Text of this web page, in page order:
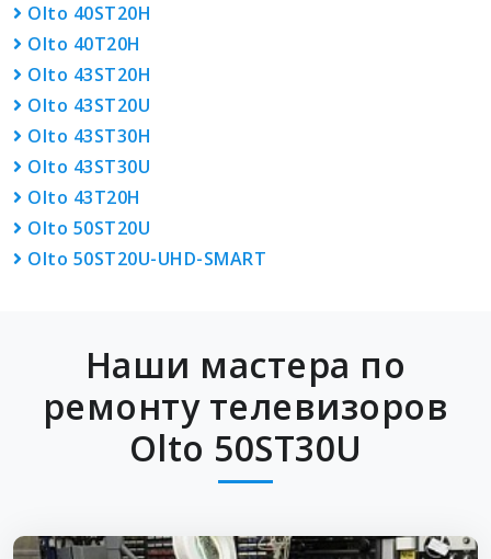
Olto 40ST20H
Olto 40T20H
Olto 43ST20H
Olto 43ST20U
Olto 43ST30H
Olto 43ST30U
Olto 43T20H
Olto 50ST20U
Olto 50ST20U-UHD-SMART
Наши мастера по
ремонту телевизоров
Olto 50ST30U